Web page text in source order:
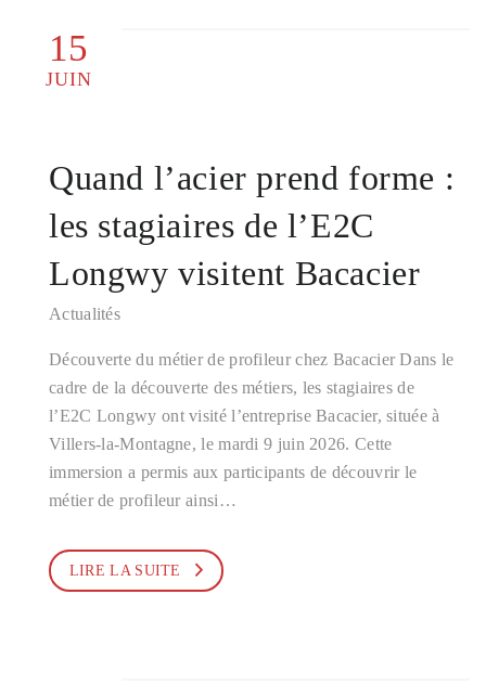
15
JUIN
Quand l’acier prend forme :
les stagiaires de l’E2C
Longwy visitent Bacacier
Actualités
Découverte du métier de profileur chez Bacacier Dans le
cadre de la découverte des métiers, les stagiaires de
l’E2C Longwy ont visité l’entreprise Bacacier, située à
Villers-la-Montagne, le mardi 9 juin 2026. Cette
immersion a permis aux participants de découvrir le
métier de profileur ainsi…
LIRE LA SUITE